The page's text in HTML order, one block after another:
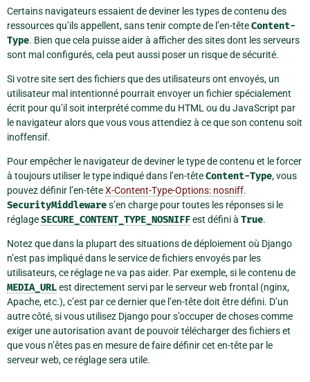
Certains navigateurs essaient de deviner les types de contenu des
ressources qu’ils appellent, sans tenir compte de l’en-têteContent-
Type. Bien que cela puisse aider à afficher des sites dont les serveurs
sont mal configurés, cela peut aussi poser un risque de sécurité.
Si votre site sert des fichiers que des utilisateurs ont envoyés, un
utilisateur mal intentionné pourrait envoyer un fichier spécialement
écrit pour qu’il soit interprété comme du HTML ou du JavaScript par
le navigateur alors que vous vous attendiez à ce que son contenu soit
inoffensif.
Pour empêcher le navigateur de deviner le type de contenu et le forcer
à toujours utiliser le type indiqué dans l’en-têteContent-Type, vous
pouvez définir l’en-têteX-Content-Type-Options: nosniff.
SecurityMiddlewares’en charge pour toutes les réponses si le
réglageSECURE_CONTENT_TYPE_NOSNIFFest défini à True.
Notez que dans la plupart des situations de déploiement où Django
n’est pas impliqué dans le service de fichiers envoyés par les
utilisateurs, ce réglage ne va pas aider. Par exemple, si le contenu de
MEDIA_URLest directement servi par le serveur web frontal (nginx,
Apache, etc.), c’est par ce dernier que l’en-tête doit être défini. D’un
autre côté, si vous utilisez Django pour s’occuper de choses comme
exiger une autorisation avant de pouvoir télécharger des fichiers et
que vous n’êtes pas en mesure de faire définir cet en-tête par le
serveur web, ce réglage sera utile.